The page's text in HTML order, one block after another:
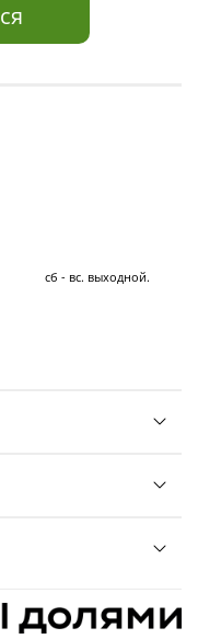
вс. выходной.